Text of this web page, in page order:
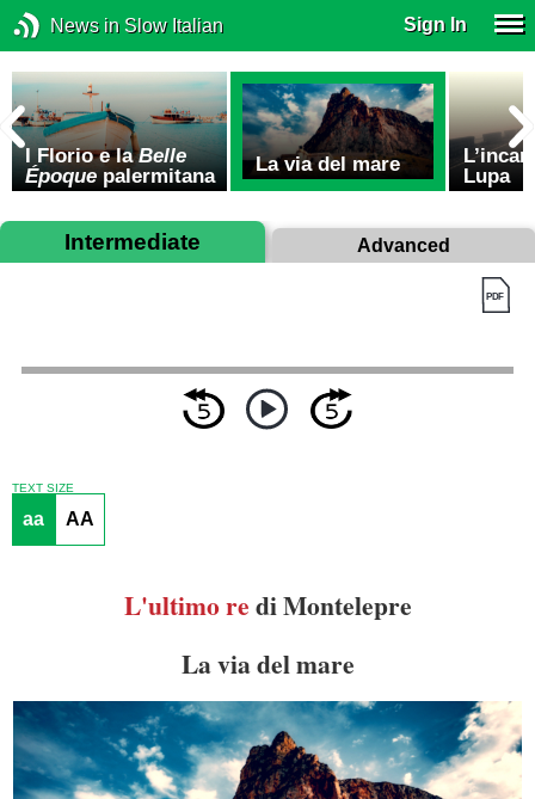
News in Slow Italian Sign In
I Florio e laBelle
Époquepalermitana La via del mare
Lupa
Intermediate Advanced
TEXT SIZE
aa AA
L'ultimo redi Montelepre
La via del mare